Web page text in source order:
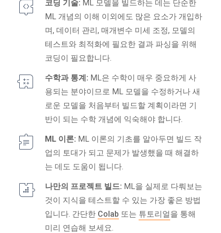
코딩 기술: ML 모델을 빌드하는 데는 단순한
ML 개념의 이해 이외에도 많은 요소가 개입하
며, 데이터 관리, 매개변수 미세 조정, 모델의
테스트와 최적화에 필요한 결과 파싱을 위해
코딩이 필요합니다.
수학과 통계: ML은 수학이 매우 중요하게 사
용되는 분야이므로 ML 모델을 수정하거나 새
로운 모델을 처음부터 빌드할 계획이라면 기
반이 되는 수학 개념에 익숙해야 합니다.
ML 이론: ML 이론의 기초를 알아두면 빌드 작
업의 토대가 되고 문제가 발생했을 때 해결하
는 데도 도움이 됩니다.
나만의 프로젝트 빌드: ML을 실제로 다뤄보는
것이 지식을 테스트할 수 있는 가장 좋은 방법
입니다. 간단한 Colab 또는 튜토리얼을 통해
미리 연습해 보세요.